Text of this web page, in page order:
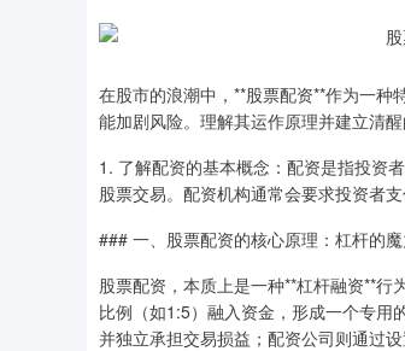
在股市的浪潮中，**股票配资**作为一
能加剧风险。理解其运作原理并建立清
1. 了解配资的基本概念：配资是指投资
股票交易。配资机构通常会要求投资者支
### 一、股票配资的核心原理：杠杆的
股票配资，本质上是一种**杠杆融资**
比例（如1:5）融入资金，形成一个专用
并独立承担交易损益；配资公司则通过